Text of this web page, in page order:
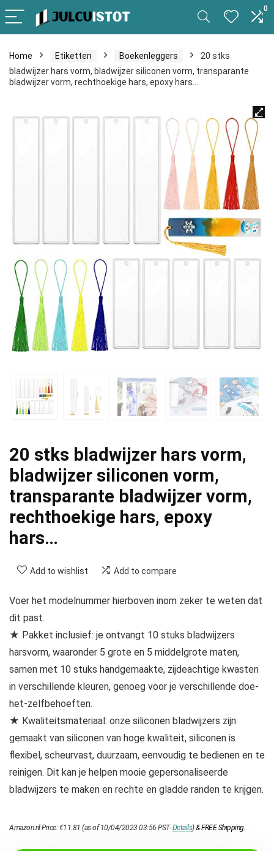
0
Home Etiketten Boekenleggers
20 stks
bladwijzer hars vorm, bladwijzer siliconen vorm, transparante
bladwijzer vorm, rechthoekige hars, epoxy hars…
20 stks bladwijzer hars vorm,
bladwijzer siliconen vorm,
transparante bladwijzer vorm,
rechthoekige hars, epoxy
hars…
Add to wishlist Add to compare
Voer het modelnummer hierboven inom zeker te weten dat
dit past.
★ Pakket inclusief: je ontvangt 10 stuks bladwijzers
harsvorm, waaronder 5 grote en 5 middelgrote maten,
samen met 10 stuks handgemaakte, zijdeachtige kwasten
in verschillende kleuren, genoeg voor je verschillende doe-
het-zelfbehoeften.
★ Kwaliteitsmateriaal: onze siliconen bladwijzers zijn
gemaakt van siliconen van hoge kwaliteit, siliconen is
flexibel, scheurvast, duurzaam, eenvoudig te bedienen en te
reinigen. Dit kan je helpen mooie gepersonaliseerde
bladwijzers te maken en rechte en gladde randen te krijgen.
Amazon.nl Price:€11.81 (as of 10/04/2023 03:56 PST-Details)&FREE Shipping.